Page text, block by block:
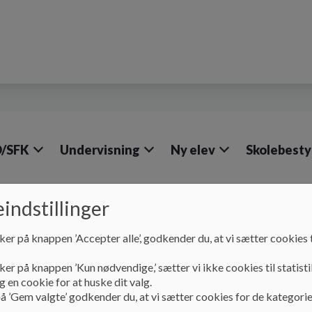
SFK Undervisning Ny elev
Om skolen Antimobbestrategi
Antimobbestrategi
på knappen ’Accepter alle’, godkender du, at vi sætter
på knappen ’Kun nødvendige,’ sætter vi ikke cookies til
en cookie for at huske dit valg.
’Gem valgte’ godkender du, at vi sætter cookies for de